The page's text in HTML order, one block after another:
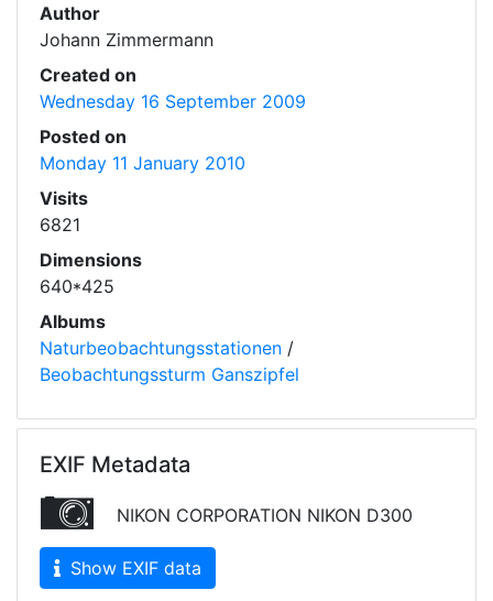
Author
Johann Zimmermann
Created on
Wednesday 16 September 2009
Posted on
Monday 11 January 2010
Visits
6821
Dimensions
640*425
Albums
Naturbeobachtungsstationen /
Beobachtungssturm Ganszipfel
EXIF Metadata
NIKON CORPORATION NIKON D300
Show EXIF data